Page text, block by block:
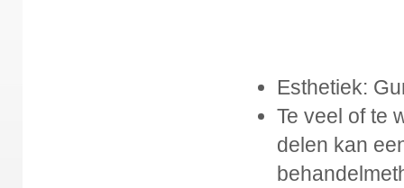
Esthetiek:
Te veel of te
delen kan